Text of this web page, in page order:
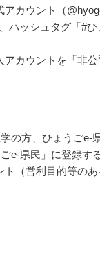
カウント（
ハッシュタグ「#
カウントを「非
の方、ひょうごe-
e-県民」に登録す
（営利目的等の